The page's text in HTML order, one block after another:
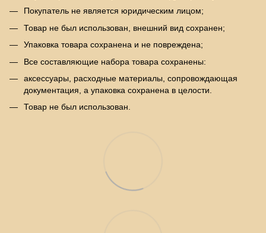
Покупатель не является юридическим лицом;
Товар не был использован, внешний вид сохранен;
Упаковка товара сохранена и не повреждена;
Все составляющие набора товара сохранены:
аксессуары, расходные материалы, сопровождающая
документация, а упаковка сохранена в целости.
Товар не был использован.